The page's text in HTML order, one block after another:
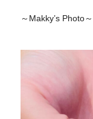
～Makky’s Photo～